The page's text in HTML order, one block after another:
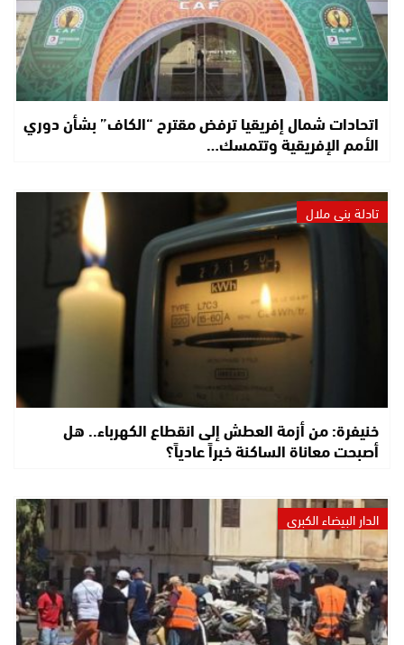
اتحادات شمال إفريقيا ترفض مقترح “الكاف” بشأن دوري
الأمم الإفريقية وتتمسك…
تادلة بني ملال
خنيفرة: من أزمة العطش إلى انقطاع الكهرباء.. هل
أصبحت معاناة الساكنة خبراً عادياً؟
الدار البيضاء الكبرى